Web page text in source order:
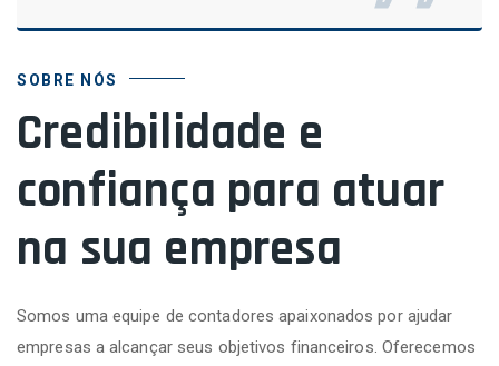
SOBRE NÓS
Credibilidade e
confiança para atuar
na sua empresa
Somos uma equipe de contadores apaixonados por ajudar
empresas a alcançar seus objetivos financeiros. Oferecemos